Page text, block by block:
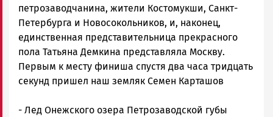
петрозаводчанина, жители Костомукши, Санкт-
Петербурга и Новосокольников, и, наконец,
единственная представительница прекрасного
пола Татьяна Демкина представляла Москву.
Первым к месту финиша спустя два часа тридцать
секунд пришел наш земляк Семен Карташов
- Лед Онежского озера Петрозаводской губы